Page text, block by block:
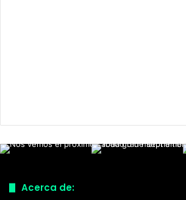
Acerca de: